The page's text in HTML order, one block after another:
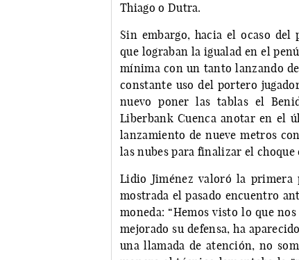
Thiago o Dutra.
Sin embargo, hacia el ocaso
que lograban la igualad en el
mínima con un tanto lanzando
constante uso del portero
nuevo poner las tablas el
Liberbank Cuenca anotar en el
lanzamiento de nueve metros
las nubes para finalizar el choque
Lidio Jiménez valoró la
mostrada el pasado encuentro
moneda: “Hemos visto lo que
mejorado su defensa, ha
una llamada de atención, no